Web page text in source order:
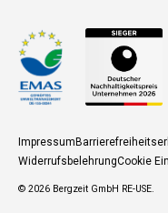
Zahlungsmethoden
Impressum
WiderrufsbelehrungCookie
© 2026 Bergzeit GmbH RE-USE.